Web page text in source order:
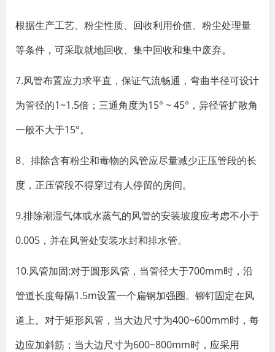
根据生产工艺、粉尘性质、回收利用价值、粉尘处理量
等条件，可采取就地回收、集中回收和集中废弃。
7.风管布置应力求平直，保证气流畅通，弯曲半径可设计
为管径的1~1.5倍；三通角度为15° ~ 45°，异径管扩散角
一般不大于15°。
8、排除含有粉尘和毒物的风管应尽量减少正压管段的长
度，正压管段不得穿过有人停留的房间。
9.排除潮湿气体或水蒸气的风管的安装坡度应考虑不小于
0.005，并在风管处安装水封和排水管。
10.风管加固:对于圆形风管，当管径大于700mm时，沿
管道长度每隔1.5m设置一个扁钢加强圈。铆钉固定在风
道上。对于矩形风管，当大边尺寸为400~600mm时，每
边应加斜筋；当大边尺寸为600~800mm时，应采用